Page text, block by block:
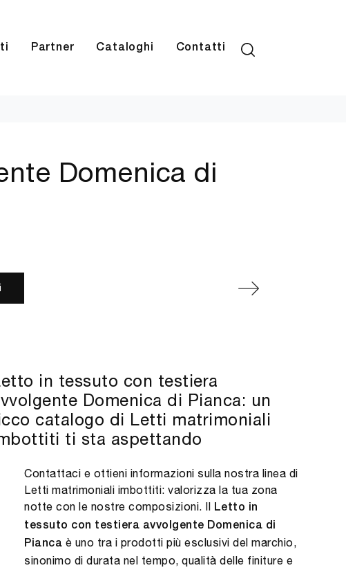
Partner Cataloghi Contatti
Domenica di
in tessuto con testiera
Domenica di Pianca: un
catalogo di Letti matrimoniali
ti sta aspettando
Contattaci e ottieni informazioni sulla nostra linea di
Letti matrimoniali imbottiti: valorizza la tua zona
notte con le nostre composizioni. Il Letto in
tessuto con testiera avvolgente Domenica di
Pianca è uno tra i prodotti più esclusivi del marchio,
sinonimo di durata nel tempo, qualità delle finiture e